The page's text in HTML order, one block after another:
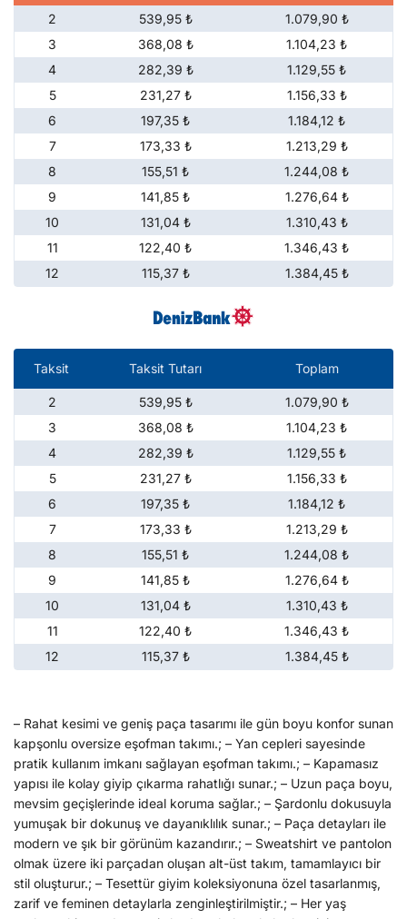
2 539,95 ₺
1.079,90 ₺
3
368,08 ₺
1.104,23 ₺
4
282,39 ₺
1.129,55 ₺
5
231,27 ₺
1.156,33 ₺
6
197,35 ₺
1.184,12 ₺
7
173,33 ₺
1.213,29 ₺
8
155,51 ₺
1.244,08 ₺
9
141,85 ₺
1.276,64 ₺
10
131,04 ₺
1.310,43 ₺
11
122,40 ₺
1.346,43 ₺
12
115,37 ₺ 1.384,45 ₺
Taksit Taksit Tutarı Toplam
2 539,95 ₺
1.079,90 ₺
3
368,08 ₺
1.104,23 ₺
4
282,39 ₺
1.129,55 ₺
5
231,27 ₺
1.156,33 ₺
6
197,35 ₺
1.184,12 ₺
7
173,33 ₺
1.213,29 ₺
8
155,51 ₺
1.244,08 ₺
9
141,85 ₺
1.276,64 ₺
10
131,04 ₺
1.310,43 ₺
11
122,40 ₺
1.346,43 ₺
12
115,37 ₺ 1.384,45 ₺
– Rahat kesimi ve geniş paça tasarımı ile gün boyu konfor sunan
kapşonlu oversize eşofman takımı.; – Yan cepleri sayesinde
pratik kullanım imkanı sağlayan eşofman takımı.; – Kapamasız
yapısı ile kolay giyip çıkarma rahatlığı sunar.; – Uzun paça boyu,
mevsim geçişlerinde ideal koruma sağlar.; – Şardonlu dokusuyla
yumuşak bir dokunuş ve dayanıklılık sunar.; – Paça detayları ile
modern ve şık bir görünüm kazandırır.; – Sweatshirt ve pantolon
olmak üzere iki parçadan oluşan alt-üst takım, tamamlayıcı bir
stil oluşturur.; – Tesettür giyim koleksiyonuna özel tasarlanmış,
zarif ve feminen detaylarla zenginleştirilmiştir.; – Her yaş